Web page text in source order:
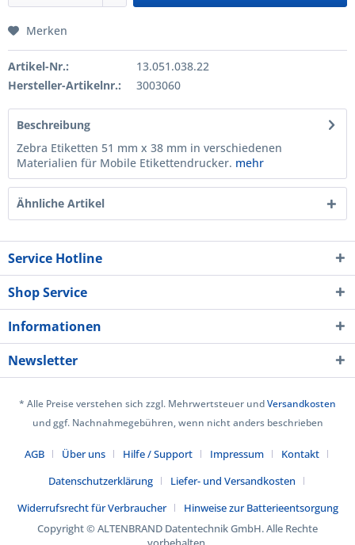
Merken
Artikel-Nr.:
13.051.038.22
Hersteller-Artikelnr.:
3003060
Beschreibung
Zebra Etiketten 51 mm x 38 mm in verschiedenen
Materialien für Mobile Etikettendrucker. mehr
Ähnliche Artikel
Service Hotline
Shop Service
Informationen
Newsletter
* Alle Preise verstehen sich zzgl. Mehrwertsteuer undVersandkosten
und ggf. Nachnahmegebühren, wenn nicht anders beschrieben
AGB Über uns Hilfe / Support Impressum
Kontakt
Datenschutzerklärung
Liefer- und Versandkosten
Widerrufsrecht für Verbraucher
Hinweise zur Batterieentsorgung
Copyright © ALTENBRAND Datentechnik GmbH. Alle Rechte